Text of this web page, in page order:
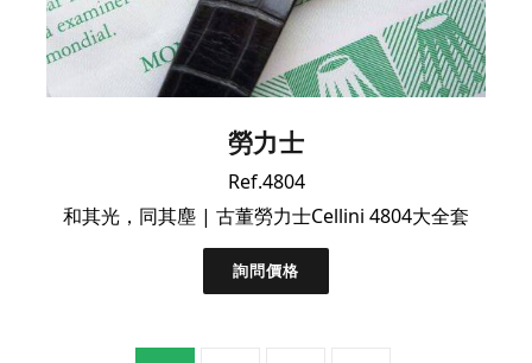
勞力士
Ref.4804
和其光，同其塵 | 古董勞力士Cellini 4804大全套
詢問價格